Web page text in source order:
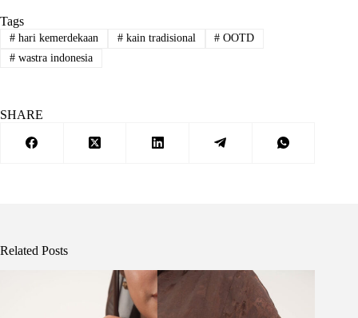
Tags
#hari kemerdekaan #kain tradisional # OOTD
#wastra indonesia
SHARE
Related Posts